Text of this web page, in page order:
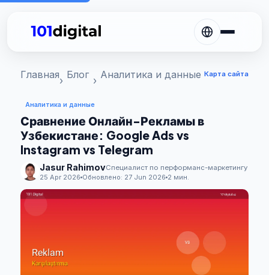
Главная Блог Аналитика и данные Карта сайта
Аналитика и данные
Сравнение Онлайн-Рекламы в
Узбекистане: Google Ads vs
Instagram vs Telegram
Jasur RahimovСпециалист по перформанс-маркетингу
25 Apr 2026 Обновлено: 27 Jun 2026 2 мин.